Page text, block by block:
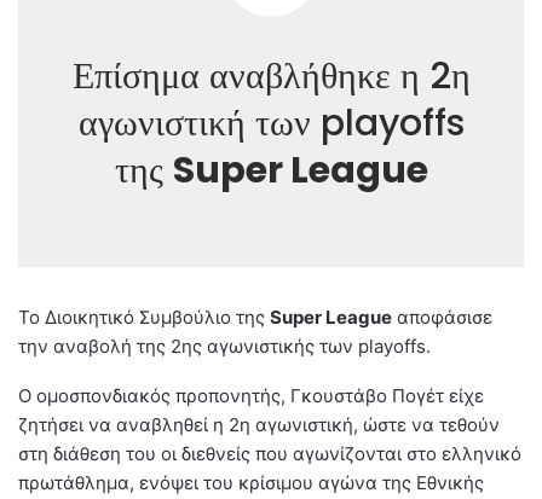
Επίσημα αναβλήθηκε η 2η
αγωνιστική των playoffs
της Super League
Το Διοικητικό Συμβούλιο της Super League αποφάσισε
την αναβολή της 2ης αγωνιστικής των playoffs.
O ομοσπονδιακός προπονητής, Γκουστάβο Πογέτ είχε
ζητήσει να αναβληθεί η 2η αγωνιστική, ώστε να τεθούν
στη διάθεση του οι διεθνείς που αγωνίζονται στο ελληνικό
πρωτάθλημα, ενόψει του κρίσιμου αγώνα της Εθνικής